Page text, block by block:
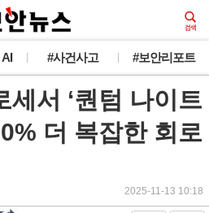
#사건사고 #보안리포트
세서 ‘퀀텀 나이트
더 복잡한 회로
2025-11-13 10:18